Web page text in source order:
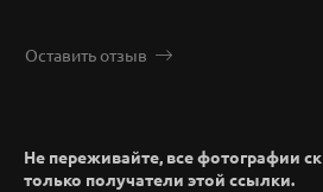
Оставить отзыв
Не переживайте, все фотографии
только получатели этой ссылки.